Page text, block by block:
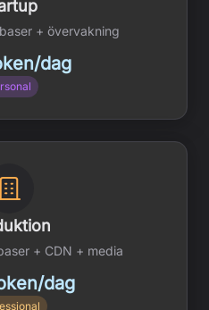
+ övervakning
dag
+ CDN + media
dag